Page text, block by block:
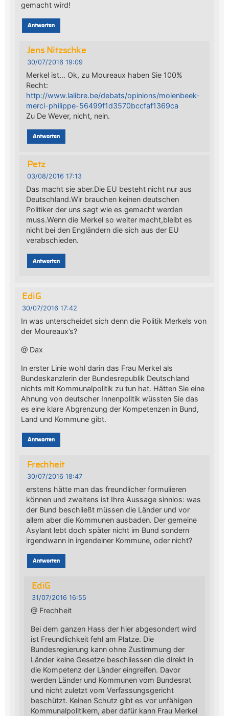
gemacht wird!
Antworten
Jens Nitzschke
30/07/2016 19:09
Merkel ist… Ok, zu Moureaux haben Sie 100%
Recht:
http://www.lalibre.be/debats/opinions/molenbeek-
merci-philippe-56499f1d3570bccfaf1369ca
Zu De Wever, nicht, nein.
Antworten
Petz
03/08/2016 17:13
Das macht sie aber.Die EU besteht nicht nur aus
Deutschland.Wir brauchen keinen deutschen
Politiker der uns sagt wie es gemacht werden
muss.Wenn die Merkel so weiter macht,bleibt es
nicht bei den Engländern die sich aus der EU
verabschieden.
Antworten
EdiG
30/07/2016 17:42
In was unterscheidet sich denn die Politik Merkels von
der Moureaux’s?
@ Dax
In erster Linie wohl darin das Frau Merkel als
Bundeskanzlerin der Bundesrepublik Deutschland
nichts mit Kommunalpolitik zu tun hat. Hätten Sie eine
Ahnung von deutscher Innenpolitik wüssten Sie das
es eine klare Abgrenzung der Kompetenzen in Bund,
Land und Kommune gibt.
Antworten
Frechheit
30/07/2016 18:47
erstens hätte man das freundlicher formulieren
können und zweitens ist Ihre Aussage sinnlos: was
der Bund beschließt müssen die Länder und vor
allem aber die Kommunen ausbaden. Der gemeine
Asylant lebt doch später nicht im Bund sondern
irgendwann in irgendeiner Kommune, oder nicht?
Antworten
EdiG
31/07/2016 16:55
@ Frechheit
Bei dem ganzen Hass der hier abgesondert wird
ist Freundlichkeit fehl am Platze. Die
Bundesregierung kann ohne Zustimmung der
Länder keine Gesetze beschliessen die direkt in
die Kompetenz der Länder eingreifen. Davor
werden Länder und Kommunen vom Bundesrat
und nicht zuletzt vom Verfassungsgericht
beschützt. Keinen Schutz gibt es vor unfähigen
Kommunalpolitikern, aber dafür kann Frau Merkel